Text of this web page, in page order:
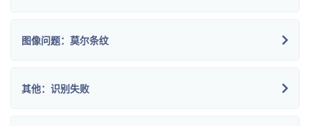
图像问题：莫尔条纹
其他：识别失败